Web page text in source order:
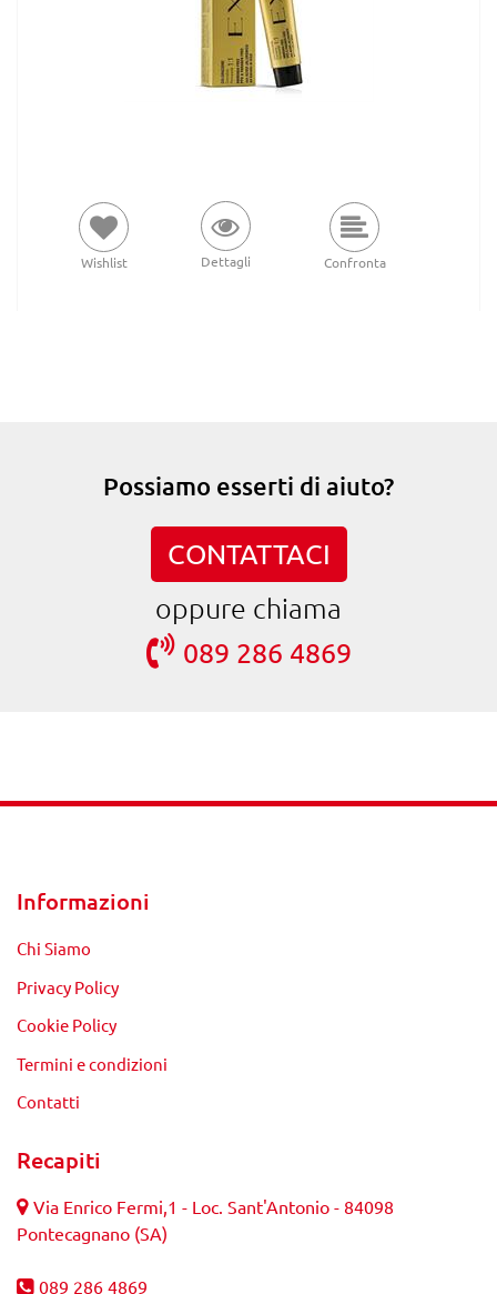
Wishlist Dettagli Confronta
Possiamo esserti di aiuto?
CONTATTACI
oppure chiama
089 286 4869
Informazioni
Chi Siamo
Privacy Policy
Cookie Policy
Termini e condizioni
Contatti
Recapiti
Via Enrico Fermi,1 - Loc. Sant'Antonio - 84098
Pontecagnano (SA)
089 286 4869